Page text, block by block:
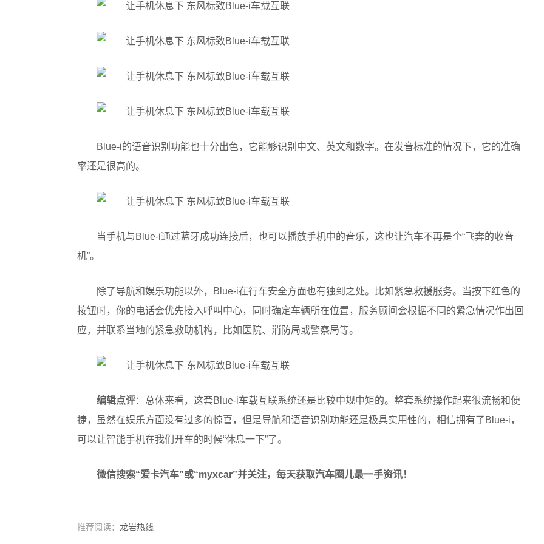
Blue-i的语音识别功能也十分出色，它能够识别中文、英文和数字。在发音标准的情况下，它的准确
率还是很高的。
当手机与Blue-i通过蓝牙成功连接后，也可以播放手机中的音乐，这也让汽车不再是个“飞奔的收音
机”。
除了导航和娱乐功能以外，Blue-i在行车安全方面也有独到之处。比如紧急救援服务。当按下红色的
按钮时，你的电话会优先接入呼叫中心，同时确定车辆所在位置，服务顾问会根据不同的紧急情况作出回
应，并联系当地的紧急救助机构，比如医院、消防局或警察局等。
编辑点评：总体来看，这套Blue-i车载互联系统还是比较中规中矩的。整套系统操作起来很流畅和便
捷，虽然在娱乐方面没有过多的惊喜，但是导航和语音识别功能还是极具实用性的，相信拥有了Blue-i，
可以让智能手机在我们开车的时候“休息一下”了。
微信搜索“爱卡汽车”或“myxcar”并关注，每天获取汽车圈儿最一手资讯！
推荐阅读： 龙岩热线